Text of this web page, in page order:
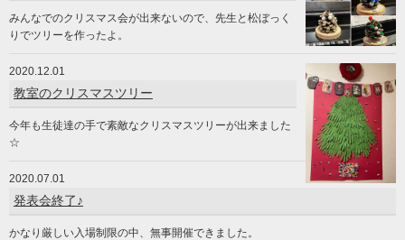
みんなでのクリスマス会が出来ないので、先生と松ぼっく
りでツリーを作ったよ。
2020.12.01
教室のクリスマスツリー
今年も生徒達の手で素敵なクリスマスツリーが出来ました
☆
2020.07.01
発表会終了♪
かなり厳しい入場制限の中、無事開催できました。